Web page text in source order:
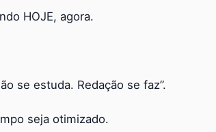
HOJE, agora.
se estuda. Redação se faz”.
seja otimizado.